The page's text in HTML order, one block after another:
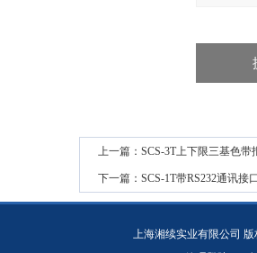
上一篇： SCS-3T上下限三基色
下一篇： SCS-1T带RS232通讯接
上海湘续实业有限公司